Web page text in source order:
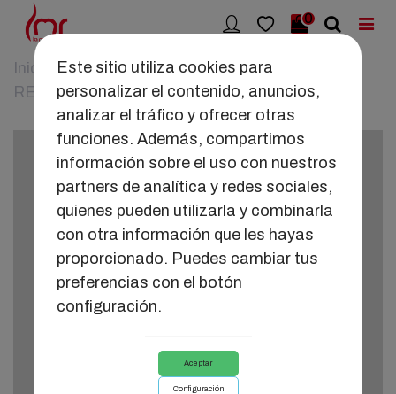
Este sitio utiliza cookies para
personalizar el contenido, anuncios,
analizar el tráfico y ofrecer otras
funciones. Además, compartimos
información sobre el uso con nuestros
partners de analítica y redes sociales,
quienes pueden utilizarla y combinarla
con otra información que les hayas
proporcionado. Puedes cambiar tus
preferencias con el botón
configuración.
Aceptar
Configuración
0
Inicio > SALUD ÍNTIMA > LITHEA PRO
RECARGABLE